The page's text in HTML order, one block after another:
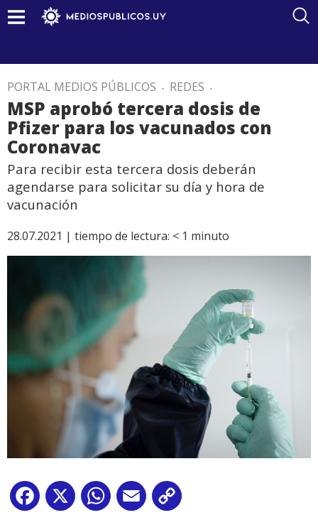
PORTAL MEDIOS PÚBLICOS . REDES .
MSP aprobó tercera dosis de
Pfizer para los vacunados con
Coronavac
Para recibir esta tercera dosis deberán
agendarse para solicitar su día y hora de
vacunación
28.07.2021 | tiempo de lectura: < 1 minuto
Facebook
X WhatsApp
Email